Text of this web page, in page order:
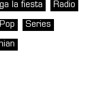
la fiesta Radio
Series